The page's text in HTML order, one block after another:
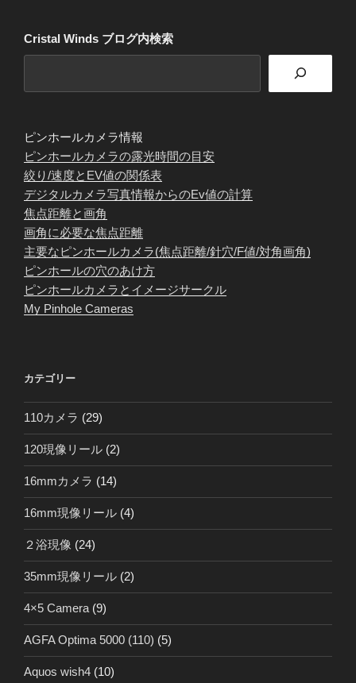
Cristal Winds ブログ内検索
ピンホールカメラ情報
ピンホールカメラの露光時間の目安
絞り/速度とEV値の関係表
デジタルカメラ写真情報からのEv値の計算
焦点距離と画角
画角に必要な焦点距離
主要なピンホールカメラ(焦点距離/針穴/F値/対角画角)
ピンホールの穴のあけ方
ピンホールカメラとイメージサークル
My Pinhole Cameras
カテゴリー
110カメラ (29)
120現像リール (2)
16mmカメラ (14)
16mm現像リール (4)
２浴現像 (24)
35mm現像リール (2)
4×5 Camera (9)
AGFA Optima 5000 (110) (5)
Aquos wish4 (10)